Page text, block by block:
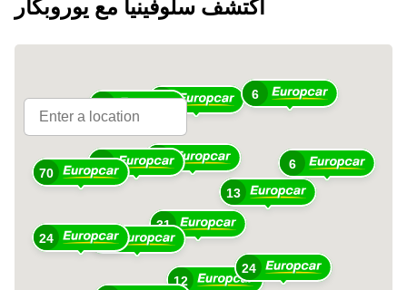
اكتشف سلوفينيا مع يوروبكار
31
12
10
36
13
49
24
10
24
70
6
6